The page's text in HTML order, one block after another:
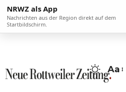
NRWZ als App
Nachrichten aus der Region direkt auf dem
Startbildschirm.
Aa